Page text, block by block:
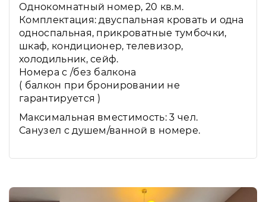
Однокомнатный номер, 20 кв.м.
Комплектация: двуспальная кровать и одна
односпальная, прикроватные тумбочки,
шкаф, кондиционер, телевизор,
холодильник, сейф.
Номера с /без балкона
( балкон при бронировании не
гарантируется )
Максимальная вместимость: 3 чел.
Санузел с душем/ванной в номере.